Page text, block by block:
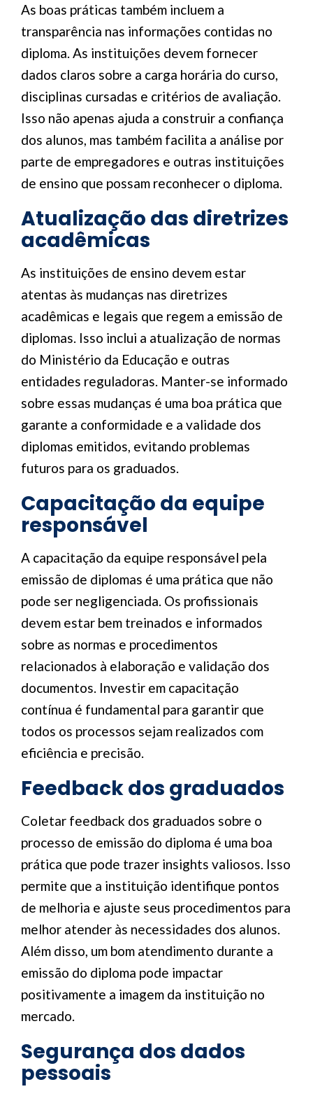
As boas práticas também incluem a
transparência nas informações contidas no
diploma. As instituições devem fornecer
dados claros sobre a carga horária do curso,
disciplinas cursadas e critérios de avaliação.
Isso não apenas ajuda a construir a confiança
dos alunos, mas também facilita a análise por
parte de empregadores e outras instituições
de ensino que possam reconhecer o diploma.
Atualização das diretrizes
acadêmicas
As instituições de ensino devem estar
atentas às mudanças nas diretrizes
acadêmicas e legais que regem a emissão de
diplomas. Isso inclui a atualização de normas
do Ministério da Educação e outras
entidades reguladoras. Manter-se informado
sobre essas mudanças é uma boa prática que
garante a conformidade e a validade dos
diplomas emitidos, evitando problemas
futuros para os graduados.
Capacitação da equipe
responsável
A capacitação da equipe responsável pela
emissão de diplomas é uma prática que não
pode ser negligenciada. Os profissionais
devem estar bem treinados e informados
sobre as normas e procedimentos
relacionados à elaboração e validação dos
documentos. Investir em capacitação
contínua é fundamental para garantir que
todos os processos sejam realizados com
eficiência e precisão.
Feedback dos graduados
Coletar feedback dos graduados sobre o
processo de emissão do diploma é uma boa
prática que pode trazer insights valiosos. Isso
permite que a instituição identifique pontos
de melhoria e ajuste seus procedimentos para
melhor atender às necessidades dos alunos.
Além disso, um bom atendimento durante a
emissão do diploma pode impactar
positivamente a imagem da instituição no
mercado.
Segurança dos dados
pessoais